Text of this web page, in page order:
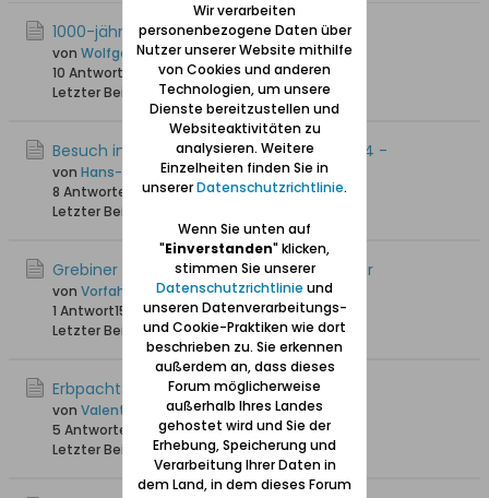
1000-jährige Eiche in Herrengrebin
von Wolfgang
10 Antworten
42.182 Hits0 Likes
Letzter Beitrag
21.09.2017, 17:35
Besuch in meiner alten Heimat - Juni 2014 -
von Hans-Joachim
8 Antworten
28.554 Hits0 Likes
Letzter Beitrag
Grebiner Wald - Torwächter/Holzaufseher
von Vorfahr
1 Antwort15.462 Hits0 Likes
Letzter Beitrag23.03.2014, 11:35
Erbpachtsvorwerk Mönchengrebin
von Valentina
5 Antworten
16.613 Hits0 Likes
Letzter Beitrag
23.07.2013, 23:06
Wir verarbeiten
personenbezogene Daten über
Nutzer unserer Website mithilfe
von Cookies und anderen
Technologien, um unsere
Dienste bereitzustellen und
Websiteaktivitäten zu
analysieren. Weitere
Einzelheiten finden Sie in
unsererDatenschutzrichtlinie.
Wenn Sie unten auf
"Einverstanden" klicken,
stimmen Sie unserer
Datenschutzrichtlinie und
unseren Datenverarbeitungs-
und Cookie-Praktiken wie dort
beschrieben zu. Sie erkennen
außerdem an, dass dieses
Forum möglicherweise
außerhalb Ihres Landes
gehostet wird und Sie der
Erhebung, Speicherung und
Verarbeitung Ihrer Daten in
dem Land, in dem dieses Forum